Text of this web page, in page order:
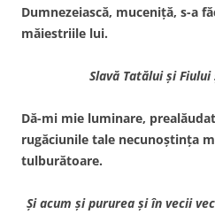
Dumnezeiască, muceniţă, s-a
măiestriile lui.
Slavă Tatălui şi
Dă-mi mie luminare,
rugăciunile tale necunoştinţa
tulburătoare.
Şi acum şi pururea şi în vecii